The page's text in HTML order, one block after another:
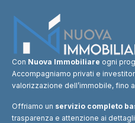
Con Nuova Immobiliare ogni
Accompagniamo privati e
valorizzazione dell’immobile, fino
Offriamo un servizio completo
trasparenza e attenzione ai